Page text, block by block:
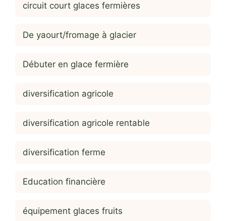
circuit court glaces fermières
De yaourt/fromage à glacier
Débuter en glace fermière
diversification agricole
diversification agricole rentable
diversification ferme
Education financière
équipement glaces fruits